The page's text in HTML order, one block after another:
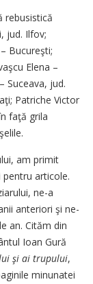
rebusistică
jud. Ilfov;
Bucureşti;
Elena –
Suceava, jud.
Patriche Victor
faţă grila
am primit
articole.
ne-a
anteriori şi ne-
an. Cităm din
Ioan Gură
şi ai trupului,
minunatei